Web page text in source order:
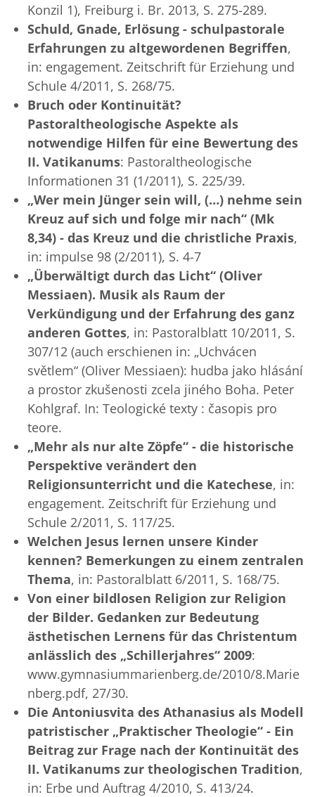
Konzil 1), Freiburg i. Br. 2013, S. 275-289.
Schuld, Gnade, Erlösung - schulpastorale
Erfahrungen zu altgewordenen Begriffen,
in: engagement. Zeitschrift für Erziehung und
Schule 4/2011, S. 268/75.
Bruch oder Kontinuität?
Pastoraltheologische Aspekte als
notwendige Hilfen für eine Bewertung des
II. Vatikanums: Pastoraltheologische
Informationen 31 (1/2011), S. 225/39.
„Wer mein Jünger sein will, (…) nehme sein
Kreuz auf sich und folge mir nach“ (Mk
8,34) - das Kreuz und die christliche Praxis,
in: impulse 98 (2/2011), S. 4-7
„Überwältigt durch das Licht“ (Oliver
Messiaen). Musik als Raum der
Verkündigung und der Erfahrung des ganz
anderen Gottes, in: Pastoralblatt 10/2011, S.
307/12 (auch erschienen in: „Uchvácen
světlem“ (Oliver Messiaen): hudba jako hlásání
a prostor zkušenosti zcela jiného Boha. Peter
Kohlgraf. In: Teologické texty : časopis pro
teore.
„Mehr als nur alte Zöpfe“ - die historische
Perspektive verändert den
Religionsunterricht und die Katechese, in:
engagement. Zeitschrift für Erziehung und
Schule 2/2011, S. 117/25.
Welchen Jesus lernen unsere Kinder
kennen? Bemerkungen zu einem zentralen
Thema, in: Pastoralblatt 6/2011, S. 168/75.
Von einer bildlosen Religion zur Religion
der Bilder. Gedanken zur Bedeutung
ästhetischen Lernens für das Christentum
anlässlich des „Schillerjahres“ 2009:
www.gymnasiummarienberg.de/2010/8.Marie
nberg.pdf, 27/30.
Die Antoniusvita des Athanasius als Modell
patristischer „Praktischer Theologie“ - Ein
Beitrag zur Frage nach der Kontinuität des
II. Vatikanums zur theologischen Tradition,
in: Erbe und Auftrag 4/2010, S. 413/24.